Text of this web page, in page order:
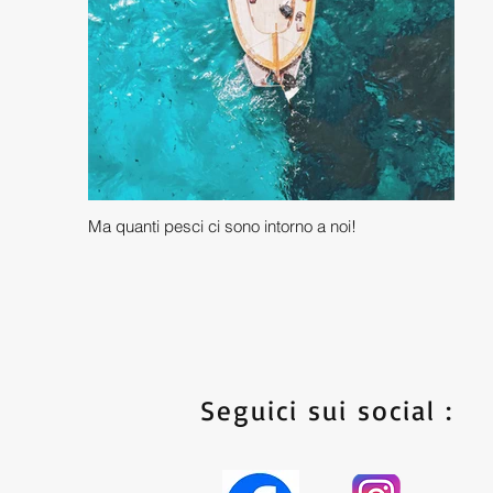
Ma quanti pesci ci sono intorno a noi!
Seguici sui social :